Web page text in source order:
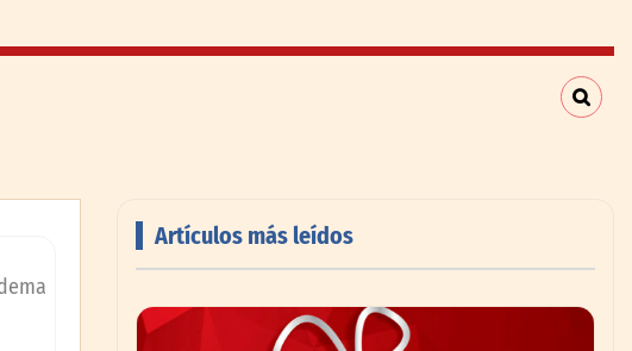
Artículos más leídos